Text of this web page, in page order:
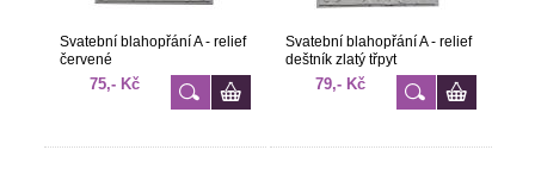
Svatební blahopřání A - relief
červené
75,- Kč
Svatební blahopřání A - relief
deštník zlatý třpyt
79,- Kč